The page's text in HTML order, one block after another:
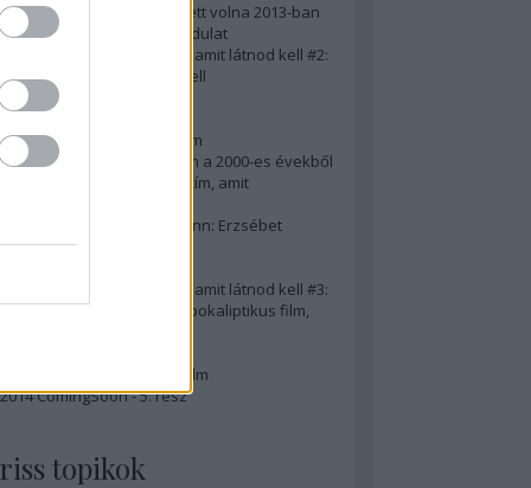
15(+1) film, amit látnod kellett volna 2013-ban
A 15 legnagyobb filmes fordulat
50 posztapokaliptikus film, amit látnod kell #2:
10 zombifilm, amit látnod kell
A 10 legjobb gengszterfilm
A 10 legjobb Brad Pitt-film
A 10 legjobb Mel Gibson-film
Az igazi 10 legjobb akciófilm a 2000-es évekből
10 iszonyatos magyar filmcím, amit
Könyvkritika: Brigitte Hamann: Erzsébet
királyné (2019)
50 posztapokaliptikus film, amit látnod kell #3:
10 (nem is annyira) posztapokaliptikus film,
A 10 legjobb Matt Damon-film
2014 ComingSoon - 5. rész
topikok